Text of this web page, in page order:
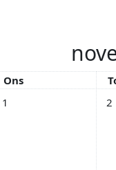
Onsdag
Ons
Inga händelser, onsdag,
1 2